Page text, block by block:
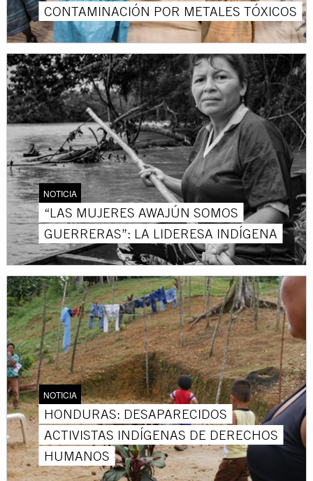
CONTAMINACIÓN POR METALES TÓXICOS
NOTICIA
“LAS MUJERES AWAJÚN SOMOS
GUERRERAS”: LA LIDERESA INDÍGENA
NOTICIA
HONDURAS: DESAPARECIDOS
ACTIVISTAS INDÍGENAS DE DERECHOS
HUMANOS